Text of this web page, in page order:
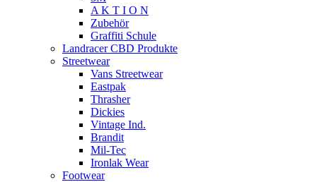
A K T I O N
Zubehör
Graffiti Schule
Landracer CBD Produkte
Streetwear
Vans Streetwear
Eastpak
Thrasher
Dickies
Vintage Ind.
Brandit
Mil-Tec
Ironlak Wear
Footwear